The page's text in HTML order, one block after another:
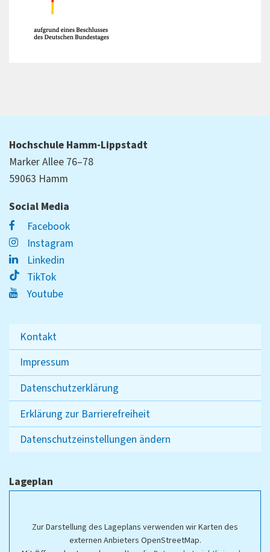
Hochschule Hamm-Lippstadt
Marker Allee 76–78
59063 Hamm
Social Media
Facebook
Instagram
Linkedin
TikTok
Youtube
Kontakt
Impressum
Datenschutzerklärung
Erklärung zur Barrierefreiheit
Datenschutzeinstellungen ändern
Lageplan
Zur Darstellung des Lageplans verwenden wir Karten des
externen Anbieters OpenStreetMap.